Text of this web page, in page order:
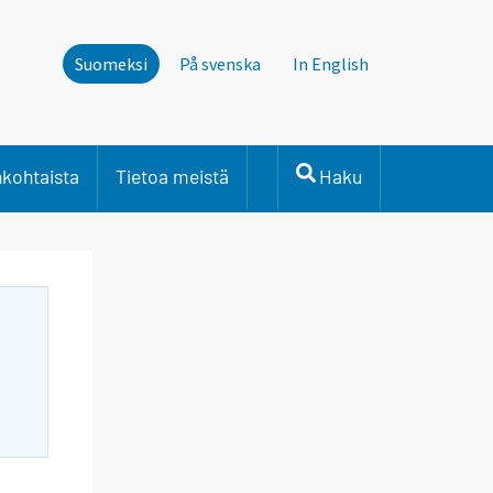
Suomeksi På svenska In English
Tietoa meistä Haku